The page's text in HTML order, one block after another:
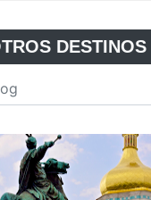
DESTINOS